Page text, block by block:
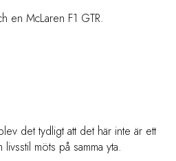
en McLaren F1 GTR.
det tydligt att det här inte är ett
möts på samma yta.